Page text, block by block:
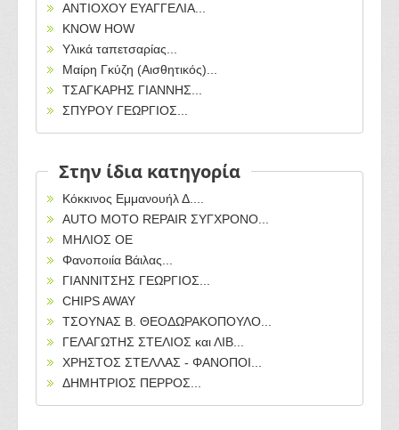
ΑΝΤΙΟΧΟΥ ΕΥΑΓΓΕΛΙΑ...
KNOW HOW
Υλικά ταπετσαρίας...
Μαίρη Γκύζη (Αισθητικός)...
ΤΣΑΓΚΑΡΗΣ ΓΙΑΝΝΗΣ...
ΣΠΥΡΟΥ ΓΕΩΡΓΙΟΣ...
Στην ίδια κατηγορία
Κόκκινος Εμμανουήλ Δ....
AUTO MOTO REPAIR ΣΥΓΧΡΟΝΟ...
ΜΗΛΙΟΣ ΟΕ
Φανοποιία Βάιλας...
ΓΙΑΝΝΙΤΣΗΣ ΓΕΩΡΓΙΟΣ...
CHIPS AWAY
ΤΣΟΥΝΑΣ Β. ΘΕΟΔΩΡΑΚΟΠΟΥΛΟ...
ΓΕΛΑΓΩΤΗΣ ΣΤΕΛΙΟΣ και ΛΙΒ...
ΧΡΗΣΤΟΣ ΣΤΕΛΛΑΣ - ΦΑΝΟΠΟΙ...
ΔΗΜΗΤΡΙΟΣ ΠΕΡΡΟΣ...